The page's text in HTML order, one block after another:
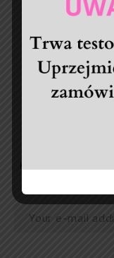
~Daniel
Korzystaj z